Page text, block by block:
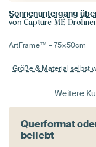
von Capture ME
ArtFrame™ –75×50cm
Größe & Material selbst
Weitere
Querformat
beliebt